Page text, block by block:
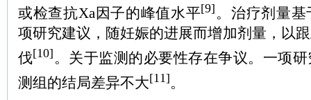
或检查抗Xa因子的峰值水平[9] 。治疗剂量
项研究建议，随妊娠的进展而增加剂量，以
伐[10] 。关于监测的必要性存在争议。一项
测组的结局差异不大[11]。